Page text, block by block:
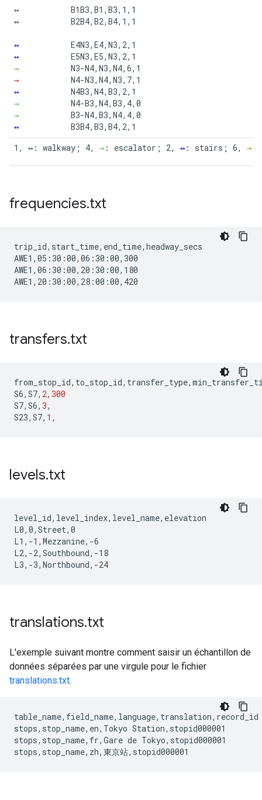
↔
↔
↔
↔
→
→
↔
→
→
↔
B1B3,B1,B3,1,1
B2B4,B2,B4,1,1
E4N3,E4,N3,2,1
E5N3,E5,N3,2,1
N3-N4,N3,N4,6,1
N4-N3,N4,N3,7,1
N4B3,N4,B3,2,1
N4-B3,N4,B3,4,0
B3-N4,B3,N4,4,0
B3B4,B3,B4,2,1
1, ↔: walkway; 4, → : escalator; 2, ↔ : stairs; 6, →
frequencies.txt
trip_id,start_time,end_time,headway_secs
AWE1,05:30:00,06:30:00,300
AWE1,06:30:00,20:30:00,180
transfers.txt
from_stop_id, to_stop_id, transfer_type,
S6, S7, 2, 300
S7, S6, 3,
S23, S7, 1 ,
levels.txt
level_id,level_index,level_name,elevation
L0,0,Street,0
L1,-1,Mezzanine,-6
L2,-2,Southbound,-18
translations.txt
L'exemple suivant montre comment saisir un échantillon de
données séparées par une virgule pour le fichier
translations.txt.
table_name,field_name,language,translation,record_id
stops,stop_name,en,Tokyo Station,stopid000001
stops,stop_name,fr,Gare de Tokyo,stopid000001